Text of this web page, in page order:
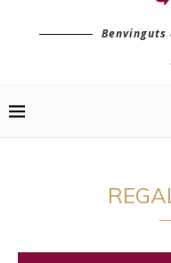
Benvinguts